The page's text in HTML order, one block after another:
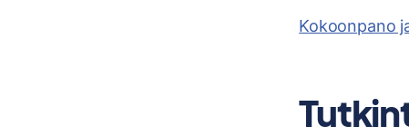
Kokoonpano